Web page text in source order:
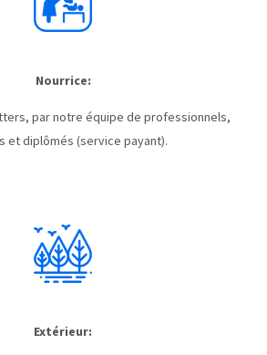
Nourrice:
par notre équipe de professionnels,
et diplômés (service payant).
Extérieur: